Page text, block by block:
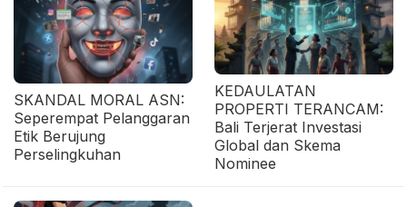
SKANDAL MORAL ASN:
Seperempat Pelanggaran
Etik Berujung
Perselingkuhan
KEDAULATAN
PROPERTI TERANCAM:
Bali Terjerat Investasi
Global dan Skema
Nominee